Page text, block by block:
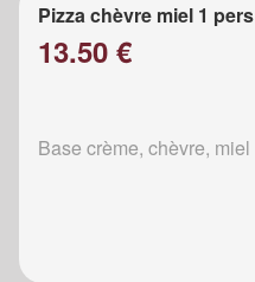
Pizza chèvre miel 1 pers
13.50 €
Base crème, chèvre, miel